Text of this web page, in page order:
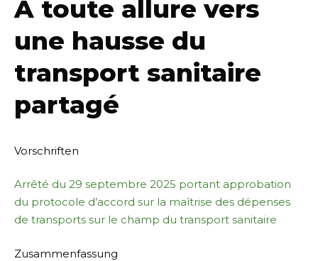
2025
A toute allure vers
une hausse du
transport sanitaire
partagé
Vorschriften
Arrêté du 29 septembre 2025 portant approbation
du protocole d’accord sur la maîtrise des dépenses
de transports sur le champ du transport sanitaire
Zusammenfassung